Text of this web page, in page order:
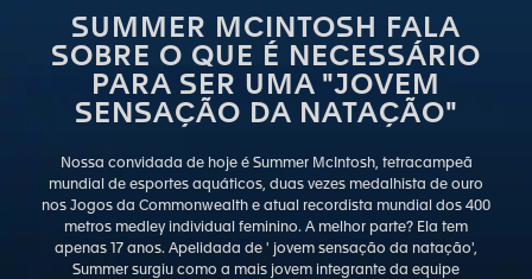
SUMMER MCINTOSH FALA
SOBRE O QUE É NECESSÁRIO
PARA SER UMA "JOVEM
SENSAÇÃO DA NATAÇÃO"
Nossa convidada de hoje é Summer McIntosh, tetracampeã
mundial de esportes aquáticos, duas vezes medalhista de ouro
nos Jogos da Commonwealth e atual recordista mundial dos 400
metros medley individual feminino. A melhor parte? Ela tem
apenas 17 anos. Apelidada de ' jovem sensação da natação',
Summer surgiu como a mais jovem integrante da equipe